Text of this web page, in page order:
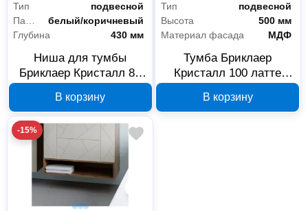
Тип
подвесной
белый/коричневый
Глубина
430 мм
Ниша для тумбы
Бриклаер Кристалл 80
416873
В корзину
Тип
подвесной
Высота
500 мм
Материал фасада
МДФ
Тумба Бриклаер
Кристалл 100 латте
В корзину
-15%